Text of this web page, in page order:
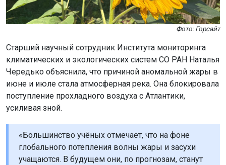
Фото: Горсайт
Старший научный сотрудник Института мониторинга
климатических и экологических систем СО РАН Наталья
Чередько объяснила, что причиной аномальной жары в
июне и июле стала атмосферная река. Она блокировала
поступление прохладного воздуха с Атлантики,
усиливая зной.
«Большинство учёных отмечает, что на фоне
глобального потепления волны жары и засухи
учащаются. В будущем они, по прогнозам, станут